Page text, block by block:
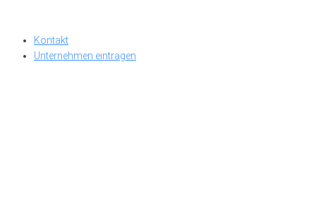
Kontakt
Unternehmen eintragen